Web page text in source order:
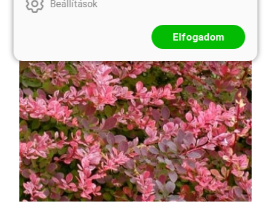
Beállítások
Elfogadom